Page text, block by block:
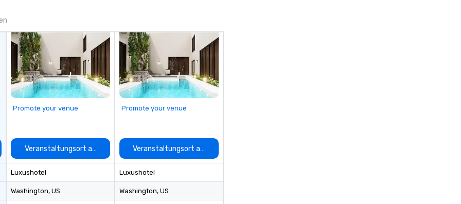
Promote your venue
Veranstaltungsort auswählen
Luxushotel
Washington, US
Promote your venue
Veranstaltungsort auswählen
Luxushotel
Washington, US